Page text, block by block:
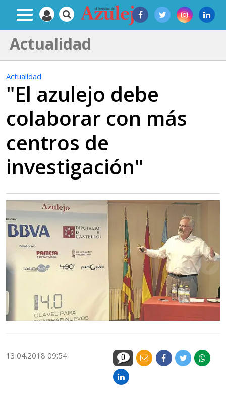
Actualidad
Actualidad
"El azulejo debe
colaborar con más
centros de
investigación"
13.04.2018 09:54 0